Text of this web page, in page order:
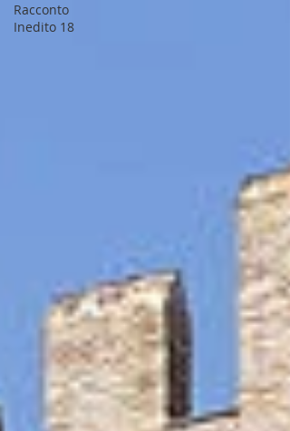
Racconto
Inedito 18